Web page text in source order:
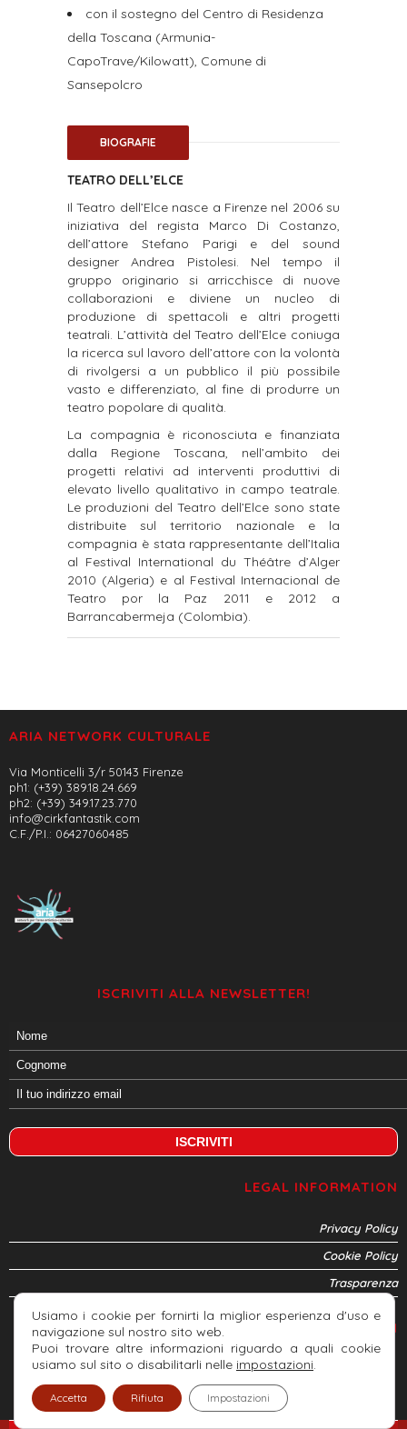
con il sostegno del Centro di Residenza
della Toscana (Armunia-
CapoTrave/Kilowatt), Comune di
Sansepolcro
BIOGRAFIE
TEATRO DELL’ELCE
Il Teatro dell’Elce nasce a Firenze nel 2006 su
iniziativa del regista Marco Di Costanzo,
dell’attore Stefano Parigi e del sound
designer Andrea Pistolesi. Nel tempo il
gruppo originario si arricchisce di nuove
collaborazioni e diviene un nucleo di
produzione di spettacoli e altri progetti
teatrali. L’attività del Teatro dell’Elce coniuga
la ricerca sul lavoro dell’attore con la volontà
di rivolgersi a un pubblico il più possibile
vasto e differenziato, al fine di produrre un
teatro popolare di qualità.
La compagnia è riconosciuta e finanziata
dalla Regione Toscana, nell’ambito dei
progetti relativi ad interventi produttivi di
elevato livello qualitativo in campo teatrale.
Le produzioni del Teatro dell’Elce sono state
distribuite sul territorio nazionale e la
compagnia è stata rappresentante dell’Italia
al Festival International du Théâtre d’Alger
2010 (Algeria) e al Festival Internacional de
Teatro por la Paz 2011 e 2012 a
Barrancabermeja (Colombia).
ARIA NETWORK CULTURALE
Via Monticelli 3/r 50143 Firenze
ph1: (+39) 389.18.24.669
ph2: (+39) 349.17.23.770
info@cirkfantastik.com
C.F./P.I.: 06427060485
ISCRIVITI ALLA NEWSLETTER!
LEGAL INFORMATION
Privacy Policy
Cookie Policy
Trasparenza
CONNETTITI
Usiamo i cookie per fornirti la miglior esperienza d'uso e
navigazione sul nostro sito web.
Puoi trovare altre informazioni riguardo a quali cookie
usiamo sul sito o disabilitarli nelle impostazioni.
Accetta Rifiuta Impostazioni